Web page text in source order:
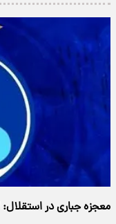
معجزه جباری در استقلال: از ۹ هفته ناکامی تا پیروزی